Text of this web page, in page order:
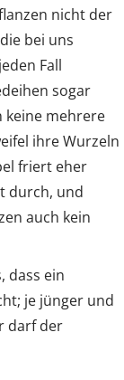
nicht der
bei uns
Fall
sogar
keine mehrere
ihre Wurzeln
friert eher
durch, und
auch kein
dass ein
je jünger und
darf der